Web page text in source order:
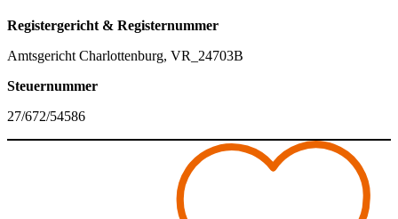
Registergericht & Registernummer
Amtsgericht Charlottenburg, VR_24703B
Steuernummer
27/672/54586